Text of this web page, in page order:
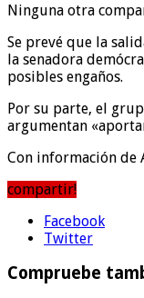
Ninguna otra
Se prevé que la
la senadora
posibles engaños.
Por su parte, el
argumentan
Con información de
compartir!
Facebook
Twitter
Compruebe